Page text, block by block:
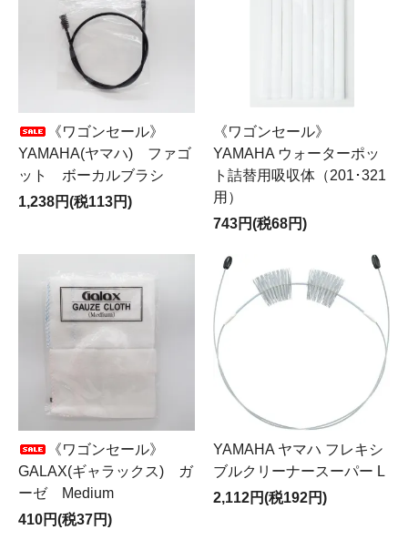
《ワゴンセール》
YAMAHA(ヤマハ) ファゴ
ット ボーカルブラシ
1,238円(税113円)
《ワゴンセール》
YAMAHA ウォーターポッ
ト詰替用吸収体（201･321
用）
743円(税68円)
《ワゴンセール》
GALAX(ギャラックス) ガ
ーゼ Medium
410円(税37円)
YAMAHA ヤマハ フレキシ
ブルクリーナースーパー L
2,112円(税192円)